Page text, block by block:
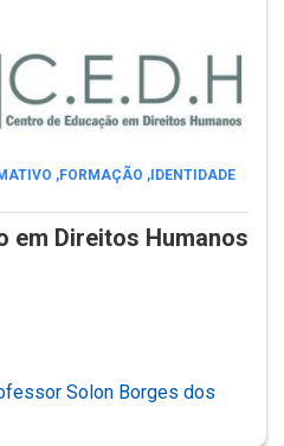
,FORMAÇÃO , IDENTIDADE
em Direitos Humanos
Solon Borges dos